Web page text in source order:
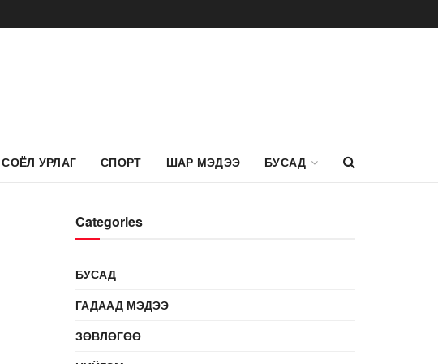
СОЁЛ УРЛАГ СПОРТ ШАР МЭДЭЭ БУСАД
Categories
БУСАД
ГАДААД МЭДЭЭ
ЗӨВЛӨГӨӨ